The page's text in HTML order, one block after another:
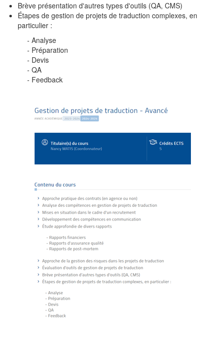
Brève présentation d'autres types d'outils (QA, CMS)
Étapes de gestion de projets de traduction complexes, en
particulier :
- Analyse
- Préparation
- Devis
- QA
- Feedback